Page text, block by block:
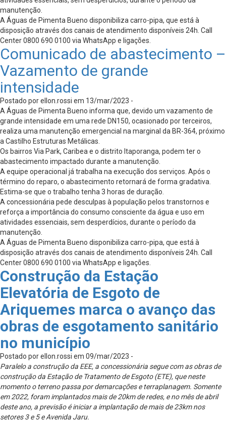
manutenção.
A Águas de Pimenta Bueno disponibiliza carro-pipa, que está à
disposição através dos canais de atendimento disponíveis 24h. Call
Center 0800 690 0100 via WhatsApp e ligações.
Comunicado de abastecimento –
Vazamento de grande
intensidade
Postado por ellon.rossi em 13/mar/2023 -
A Águas de Pimenta Bueno informa que, devido um vazamento de
grande intensidade em uma rede DN150, ocasionado por terceiros,
realiza uma manutenção emergencial na marginal da BR-364, próximo
a Castilho Estruturas Metálicas.
Os bairros Via Park, Caribea e o distrito Itaporanga, podem ter o
abastecimento impactado durante a manutenção.
A equipe operacional já trabalha na execução dos serviços. Após o
término do reparo, o abastecimento retornará de forma gradativa.
Estima-se que o trabalho tenha 3 horas de duração.
A concessionária pede desculpas à população pelos transtornos e
reforça a importância do consumo consciente da água e uso em
atividades essenciais, sem desperdícios, durante o período da
manutenção.
A Águas de Pimenta Bueno disponibiliza carro-pipa, que está à
disposição através dos canais de atendimento disponíveis 24h. Call
Center 0800 690 0100 via WhatsApp e ligações.
Construção da Estação
Elevatória de Esgoto de
Ariquemes marca o avanço das
obras de esgotamento sanitário
no município
Postado por ellon.rossi em 09/mar/2023 -
Paralelo a construção da EEE, a concessionária segue com as obras de
construção da Estação de Tratamento de Esgoto (ETE), que neste
momento o terreno passa por demarcações e terraplanagem. Somente
em 2022, foram implantados mais de 20km de redes, e no mês de abril
deste ano, a previsão é iniciar a implantação de mais de 23km nos
setores 3 e 5 e Avenida Jaru.